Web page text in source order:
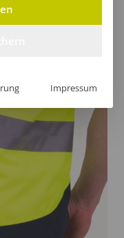
Polyester
Impressum